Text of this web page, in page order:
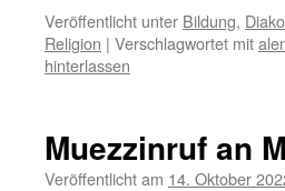
Veröffentlicht unter Bildung,
Religion | Verschlagwortet mit
hinterlassen
Muezzinruf an
Veröffentlicht am 14. Oktober